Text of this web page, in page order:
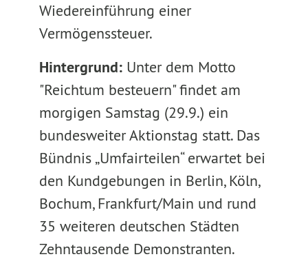
Wiedereinführung einer
Vermögenssteuer.
Hintergrund:Unter dem Motto
"Reichtum besteuern" findet am
morgigen Samstag (29.9.) ein
bundesweiter Aktionstag statt. Das
Bündnis „Umfairteilen“ erwartet bei
den Kundgebungen in Berlin, Köln,
Bochum, Frankfurt/Main und rund
35 weiteren deutschen Städten
Zehntausende Demonstranten.